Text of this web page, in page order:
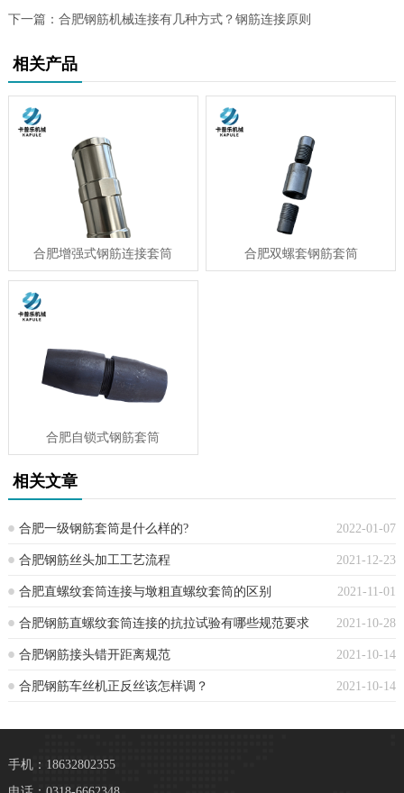
下一篇： 合肥钢筋机械连接有几种方式？钢筋连接原则
相关产品
合肥增强式钢筋连接套筒 合肥双螺套钢筋套筒
合肥自锁式钢筋套筒
相关文章
2022-01-07
合肥一级钢筋套筒是什么样的?
2021-12-23
合肥钢筋丝头加工工艺流程
2021-11-01
合肥直螺纹套筒连接与墩粗直螺纹套筒的区别
2021-10-28
合肥钢筋直螺纹套筒连接的抗拉试验有哪些规范要求
2021-10-14
合肥钢筋接头错开距离规范
2021-10-14
合肥钢筋车丝机正反丝该怎样调？
手机：18632802355